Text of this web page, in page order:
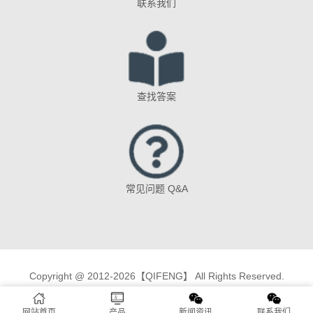
联系我们
查找答案
常见问题 Q&A
Copyright @ 2012-2026【QIFENG】 All Rights Reserved.